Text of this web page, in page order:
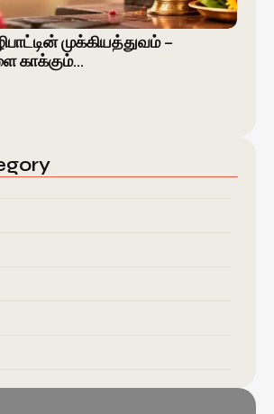
முக்கியத்துவம் –
காக்கும்…